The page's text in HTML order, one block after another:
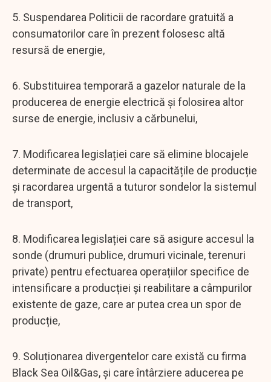
5. Suspendarea Politicii de racordare gratuită a
consumatorilor care în prezent folosesc altă
resursă de energie,
6. Substituirea temporară a gazelor naturale de la
producerea de energie electrică și folosirea altor
surse de energie, inclusiv a cărbunelui,
7. Modificarea legislației care să elimine blocajele
determinate de accesul la capacitățile de producție
și racordarea urgentă a tuturor sondelor la sistemul
de transport,
8. Modificarea legislației care să asigure accesul la
sonde (drumuri publice, drumuri vicinale, terenuri
private) pentru efectuarea operațiilor specifice de
intensificare a producției și reabilitare a câmpurilor
existente de gaze, care ar putea crea un spor de
producție,
9. Soluționarea divergentelor care există cu firma
Black Sea Oil&Gas, și care întârziere aducerea pe